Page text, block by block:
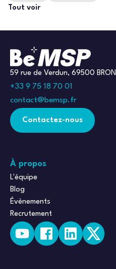
Tout voir
59 rue de Verdun, 69500 BRON
+33 9 75 18 70 01
contact@bemsp.fr
Contactez-nous
À propos
L'équipe
Blog
Évènements
Recrutement